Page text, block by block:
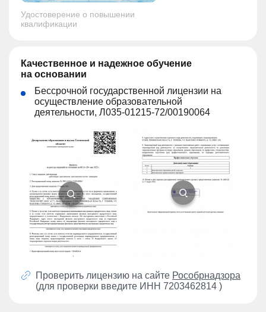
Удостоверение о повышении
квалификации
Качественное и надежное обучение
на основании
Бессрочной государственной лицензии на
осуществление образовательной
деятельности, Л035-01215-72/00190064
Проверить лицензию на сайте Рособрнадзора
(для проверки введите ИНН 7203462814 )